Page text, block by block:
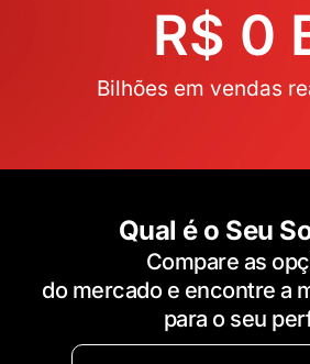
Bilhões em vendas
R$ 0
Qual é o Seu
Compare as
do mercado e encontre a
para o seu